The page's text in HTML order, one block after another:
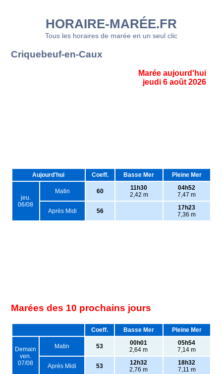
HORAIRE-MARÉE.FR
Tous les horaires de marée en un seul clic
Criquebeuf-en-Caux
Marée aujourd'hui
jeudi 6 août 2026
Aujourd'hui Coeff. Basse Mer Pleine Mer
jeu.
06/08
Matin 60
11h30
2,42 m
04h52
7,47 m
Après Midi 56
17h23
7,36 m
Marées des 10 prochains jours
Coeff. Basse Mer Pleine Mer
Demain
ven.
07/08
Matin 53
00h01
2,64 m
05h54
7,14 m
Après Midi 53
12h32
2,76 m
18h32
7,11 m